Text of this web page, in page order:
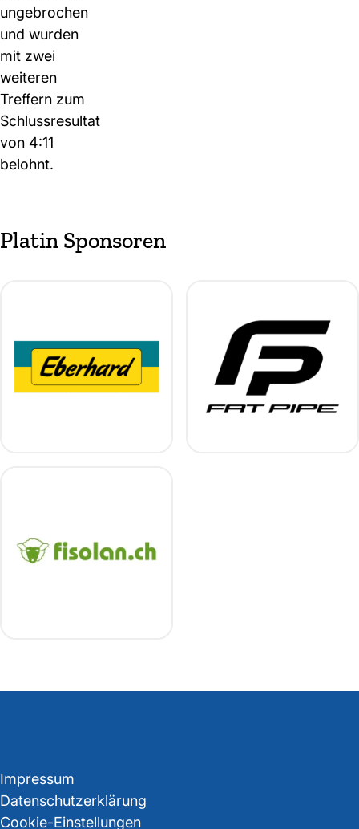
ungebrochen
und wurden
mit zwei
weiteren
Treffern zum
Schlussresultat
von 4:11
belohnt.
Platin Sponsoren
Impressum
Datenschutzerklärung
Cookie-Einstellungen